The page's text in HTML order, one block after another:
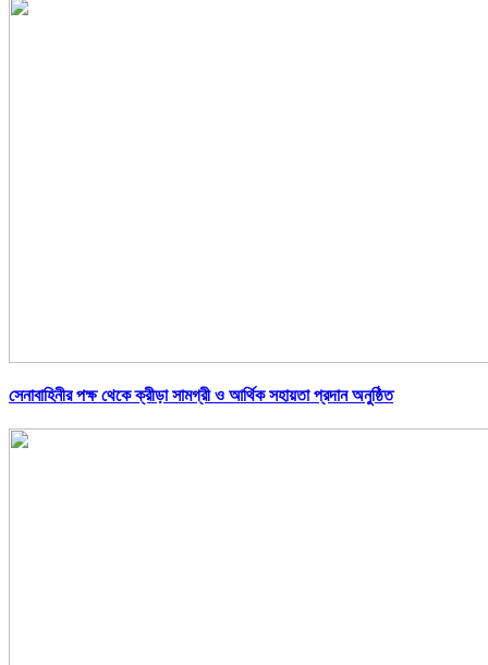
সেনাবাহিনীর পক্ষ থেকে ক্রীড়া সামগ্রী ও আর্থিক সহায়তা প্রদান অনুষ্ঠিত